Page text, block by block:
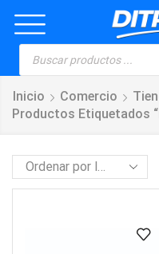
Inicio Comercio
Productos Etiquetados